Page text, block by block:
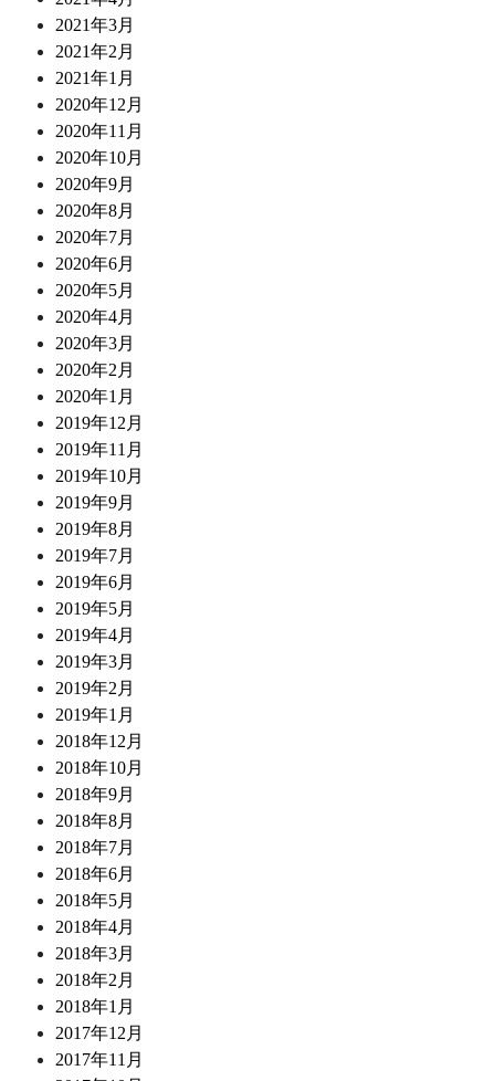
2021年3月
2021年2月
2021年1月
2020年12月
2020年11月
2020年10月
2020年9月
2020年8月
2020年7月
2020年6月
2020年5月
2020年4月
2020年3月
2020年2月
2020年1月
2019年12月
2019年11月
2019年10月
2019年9月
2019年8月
2019年7月
2019年6月
2019年5月
2019年4月
2019年3月
2019年2月
2019年1月
2018年12月
2018年10月
2018年9月
2018年8月
2018年7月
2018年6月
2018年5月
2018年4月
2018年3月
2018年2月
2018年1月
2017年12月
2017年11月